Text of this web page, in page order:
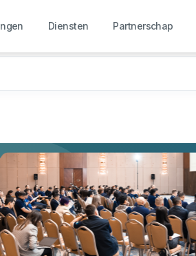
Diensten Partnerschap